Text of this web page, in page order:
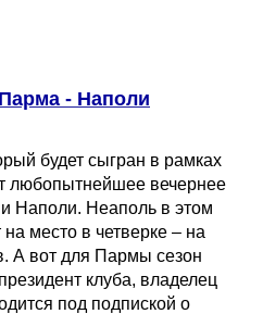
- Наполи
будет сыгран в рамках
любопытнейшее вечернее
Наполи. Неаполь в этом
на место в четверке – на
А вот для Пармы сезон
клуба, владелец
под подпиской о